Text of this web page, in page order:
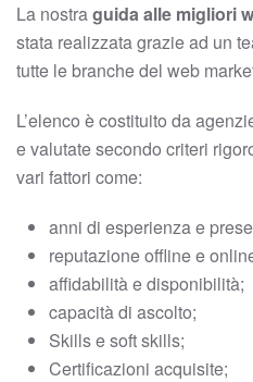
La nostraguida alle migliori
stata realizzata grazie ad un
tutte le branche del web
L’elenco è costituito da
e valutate secondo criteri
vari fattori come:
anni di esperienza e
reputazione offline e
affidabilità e disponibilità;
capacità di ascolto;
Skills e soft skills;
Certificazioni acquisite;